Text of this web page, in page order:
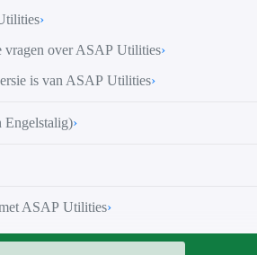
›
vragen over ASAP Utilities›
is van ASAP Utilities›
Engelstalig)›
ASAP Utilities›